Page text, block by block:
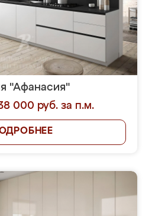
"Афанасия"
000 руб. за п.м.